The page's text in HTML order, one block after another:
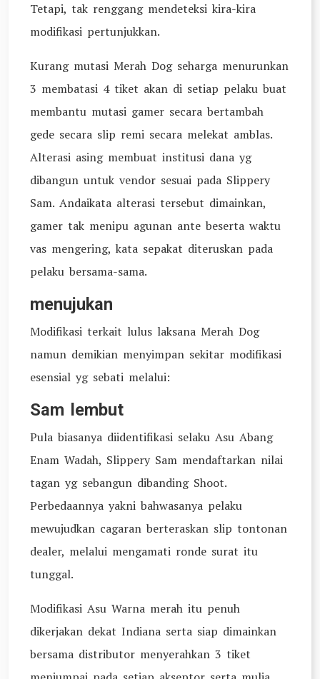
Tetapi, tak renggang mendeteksi kira-kira
modifikasi pertunjukkan.
Kurang mutasi Merah Dog seharga menurunkan
3 membatasi 4 tiket akan di setiap pelaku buat
membantu mutasi gamer secara bertambah
gede secara slip remi secara melekat amblas.
Alterasi asing membuat institusi dana yg
dibangun untuk vendor sesuai pada Slippery
Sam. Andaikata alterasi tersebut dimainkan,
gamer tak menipu agunan ante beserta waktu
vas mengering, kata sepakat diteruskan pada
pelaku bersama-sama.
menujukan
Modifikasi terkait lulus laksana Merah Dog
namun demikian menyimpan sekitar modifikasi
esensial yg sebati melalui:
Sam lembut
Pula biasanya diidentifikasi selaku Asu Abang
Enam Wadah, Slippery Sam mendaftarkan nilai
tagan yg sebangun dibanding Shoot.
Perbedaannya yakni bahwasanya pelaku
mewujudkan cagaran berteraskan slip tontonan
dealer, melalui mengamati ronde surat itu
tunggal.
Modifikasi Asu Warna merah itu penuh
dikerjakan dekat Indiana serta siap dimainkan
bersama distributor menyerahkan 3 tiket